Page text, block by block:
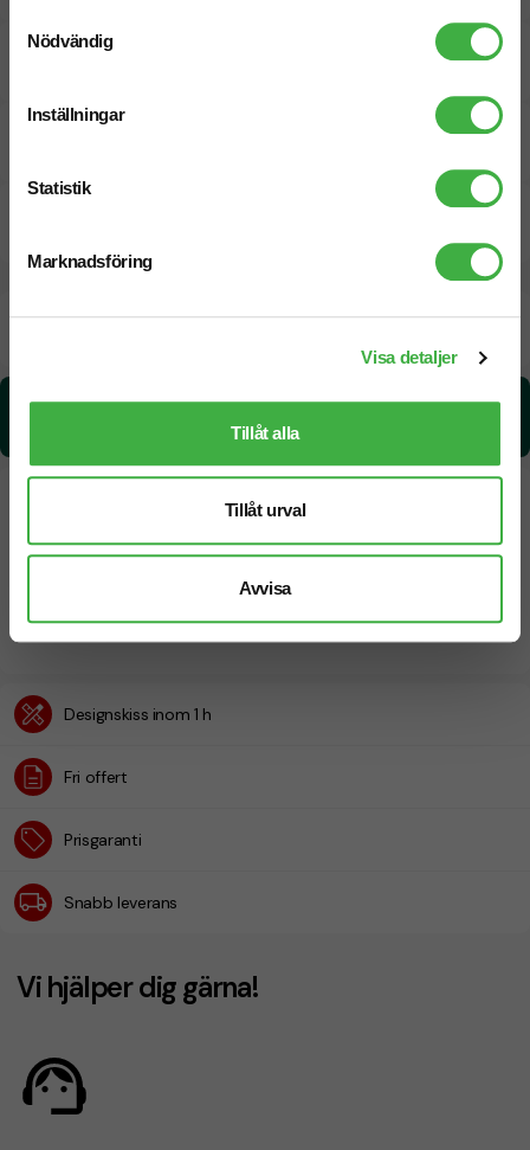
Nödvändig
Inställningar
Statistik
Marknadsföring
Visa detaljer
Tillåt alla
Tillåt urval
Avvisa
Beräknad leveranstid: 8 arbetsdagar
CO₂e -avtryck:
15.44 kg CO₂e / per styck
Designskiss inom 1 h
Fri offert
Prisgaranti
Snabb leverans
Vi hjälper dig gärna!